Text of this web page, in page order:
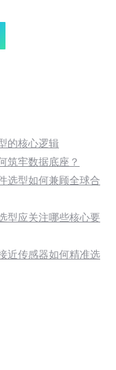
的核心逻辑
筑牢数据底座？
选型如何兼顾全球合
型应关注哪些核心要
近传感器如何精准选